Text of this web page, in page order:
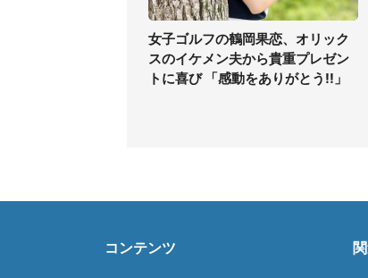
女子ゴルフの鶴岡果恋、オリック
スのイケメン夫から貴重プレゼン
トに喜び 「感動をありがとう!!」
コンテンツ